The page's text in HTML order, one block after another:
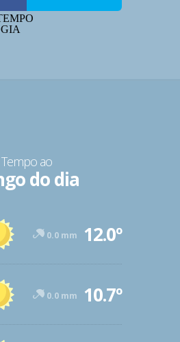
Tempo ao
do dia
0.0 mm 12.0º
0.0 mm 10.7º